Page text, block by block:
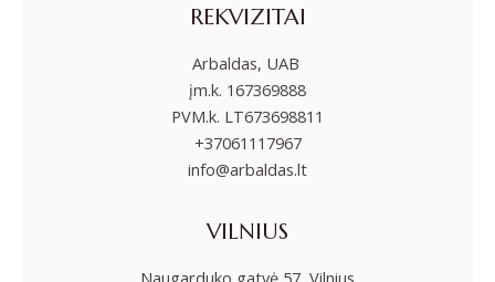
REKVIZITAI
Arbaldas, UAB
įm.k. 167369888
PVM.k. LT673698811
+37061117967
info@arbaldas.lt
VILNIUS